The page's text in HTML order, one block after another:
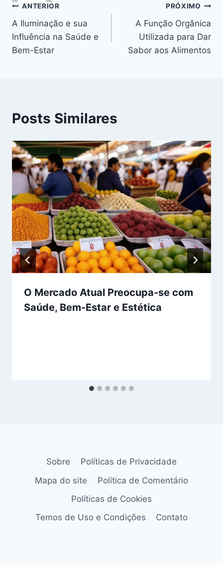
Navegação
de
Post
ANTERIOR
A Iluminação e sua
Influência na Saúde e
Bem-Estar
PRÓXIMO
A Função Orgânica
Utilizada para Dar
Sabor aos Alimentos
Posts Similares
O Mercado Atual Preocupa-se com
Saúde, Bem-Estar e Estética
Sobre
Políticas de Privacidade
Mapa do site
Política de Comentário
Políticas de Cookies
Temos de Uso e Condições
Contato